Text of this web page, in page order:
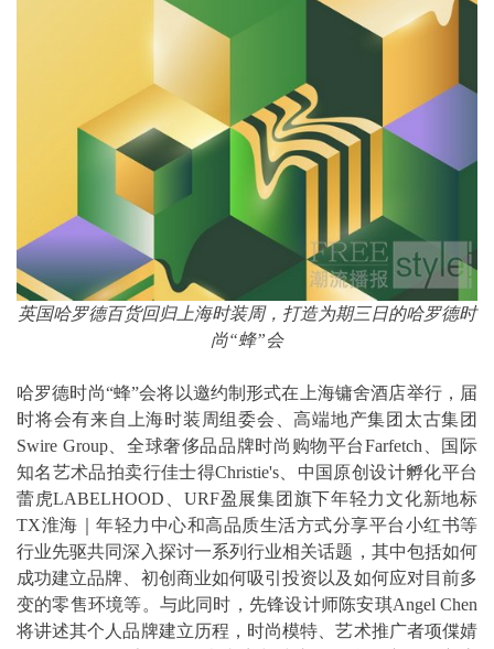
英国哈罗德百货回归上海时装周，打造为期三日的哈罗德时
尚“蜂”会
哈罗德时尚“蜂”会将以邀约制形式在上海镛舍酒店举行，届
时将会有来自上海时装周组委会、高端地产集团太古集团
Swire Group、全球奢侈品品牌时尚购物平台Farfetch、国际
知名艺术品拍卖行佳士得Christie's、中国原创设计孵化平台
蕾虎LABELHOOD、URF盈展集团旗下年轻力文化新地标
TX淮海｜年轻力中心和高品质生活方式分享平台小红书等
行业先驱共同深入探讨一系列行业相关话题，其中包括如何
成功建立品牌、初创商业如何吸引投资以及如何应对目前多
变的零售环境等。与此同时，先锋设计师陈安琪Angel Chen
将讲述其个人品牌建立历程，时尚模特、艺术推广者项偞婧